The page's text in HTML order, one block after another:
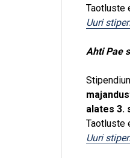
Taotluste
Uuri
Ahti Pae
alates 3.
Taotluste
Uuri